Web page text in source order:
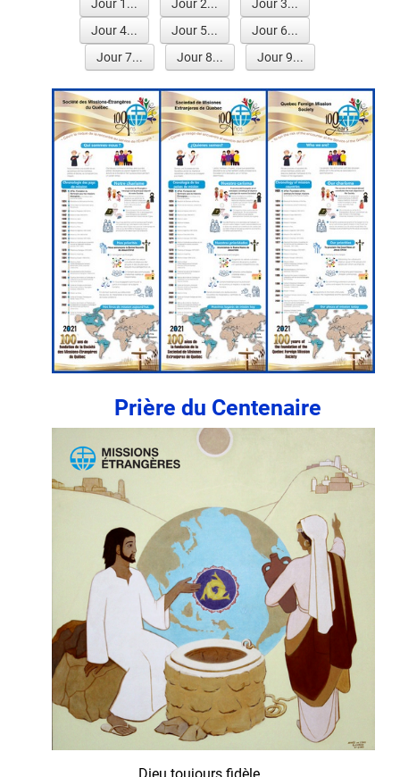
Jour 1... Jour 2...
Jour 3...
Jour 4...
Jour 5...
Jour 6...
Jour 7...
Jour 8... Jour 9...
Prière du Centenaire
Dieu toujours fidèle,